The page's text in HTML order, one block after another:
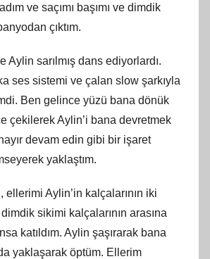
ve saçımı başımı ve dimdik
çıktım.
Aylin sarılmış dans ediyorlardı.
ses sistemi ve çalan slow şarkıyla
Ben gelince yüzü bana dönük
çekilerek Aylin’i bana devretmek
devam edin gibi bir işaret
yaklaştım.
ellerimi Aylin’in kalçalarının iki
sikimi kalçalarının arasına
katıldım. Aylin şaşırarak bana
yaklaşarak öptüm. Ellerim